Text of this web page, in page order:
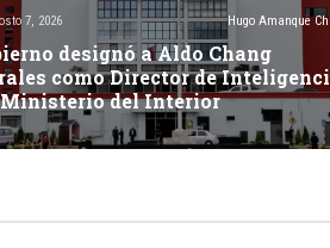
7, 2026 Hugo Amanque
designó a Aldo Chang
como Director de
del Interior